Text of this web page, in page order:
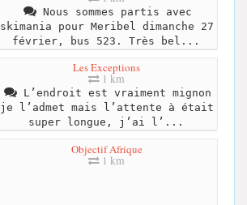
Nous sommes partis avec
skimania pour Meribel dimanche 27
février, bus 523. Très bel...
Les Exceptions
1 km
L’endroit est vraiment mignon
je l’admet mais l’attente à était
super longue, j’ai l’...
Objectif Afrique
1 km